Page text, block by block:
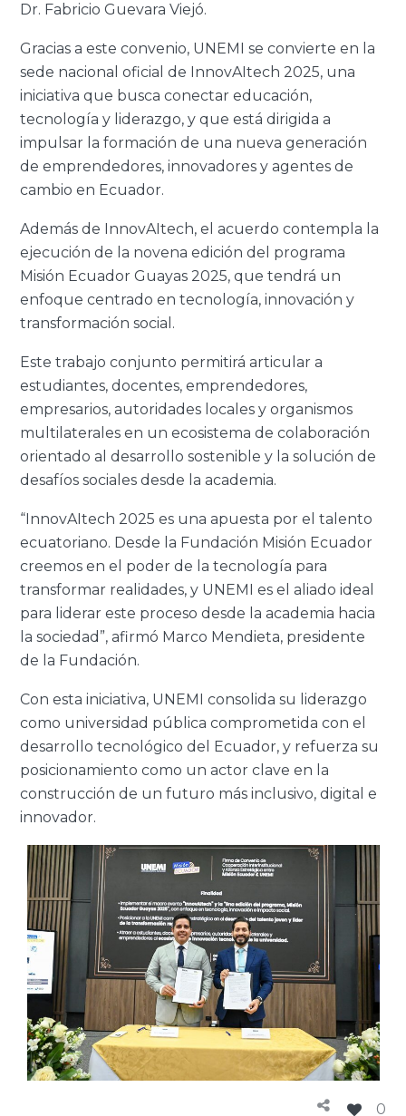
Dr. Fabricio Guevara Viejó.
Gracias a este convenio, UNEMI se convierte en la
sede nacional oficial de InnovAItech 2025, una
iniciativa que busca conectar educación,
tecnología y liderazgo, y que está dirigida a
impulsar la formación de una nueva generación
de emprendedores, innovadores y agentes de
cambio en Ecuador.
Además de InnovAItech, el acuerdo contempla la
ejecución de la novena edición del programa
Misión Ecuador Guayas 2025, que tendrá un
enfoque centrado en tecnología, innovación y
transformación social.
Este trabajo conjunto permitirá articular a
estudiantes, docentes, emprendedores,
empresarios, autoridades locales y organismos
multilaterales en un ecosistema de colaboración
orientado al desarrollo sostenible y la solución de
desafíos sociales desde la academia.
“InnovAItech 2025 es una apuesta por el talento
ecuatoriano. Desde la Fundación Misión Ecuador
creemos en el poder de la tecnología para
transformar realidades, y UNEMI es el aliado ideal
para liderar este proceso desde la academia hacia
la sociedad”, afirmó Marco Mendieta, presidente
de la Fundación.
Con esta iniciativa, UNEMI consolida su liderazgo
como universidad pública comprometida con el
desarrollo tecnológico del Ecuador, y refuerza su
posicionamiento como un actor clave en la
construcción de un futuro más inclusivo, digital e
innovador.
0